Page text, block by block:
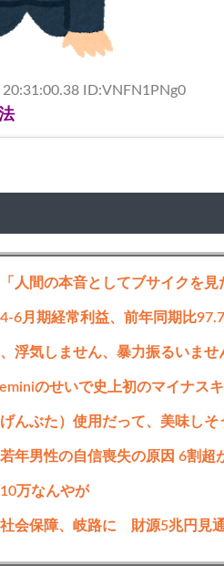
ID:VNFN1PNg0
6月期経常利益、前年同期比
浮気しません、暴力振るいま
のせいで史上初のマイナス
んぶた）使用だって、美味しそ
年男性の自信喪失の原因 6割超
万なんやが
社会保障、岐路に 財源5兆円見